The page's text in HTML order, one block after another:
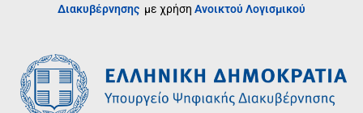
Διακυβέρνησης με χρήση Ανοικτού Λογισμικού